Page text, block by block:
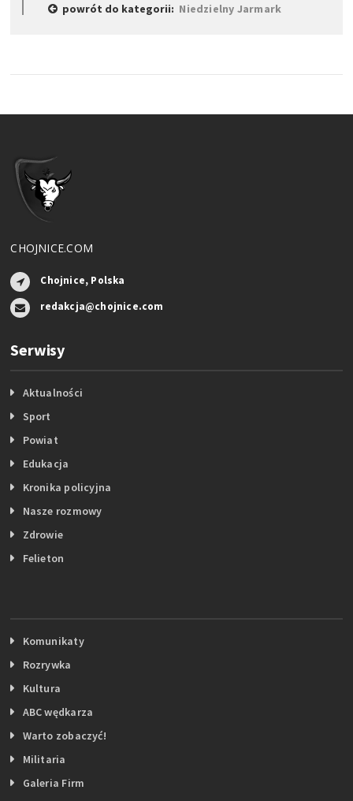
powrót do kategorii: Niedzielny Jarmark
CHOJNICE.COM
Chojnice, Polska
redakcja@chojnice.com
Serwisy
Aktualności
Sport
Powiat
Edukacja
Kronika policyjna
Nasze rozmowy
Zdrowie
Felieton
Komunikaty
Rozrywka
Kultura
ABC wędkarza
Warto zobaczyć!
Militaria
Galeria Firm